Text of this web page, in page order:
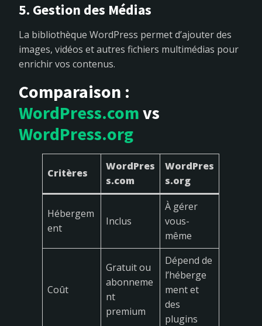
5. Gestion des Médias
La bibliothèque WordPress permet d’ajouter des
images, vidéos et autres fichiers multimédias pour
enrichir vos contenus.
Comparaison :
WordPress.comvs
WordPress.org
Critères
WordPres
s.com
WordPres
s.org
Hébergem
ent
Inclus
À gérer
vous-
même
Coût
Gratuit ou
abonneme
nt
premium
Dépend de
l’héberge
ment et
des
plugins